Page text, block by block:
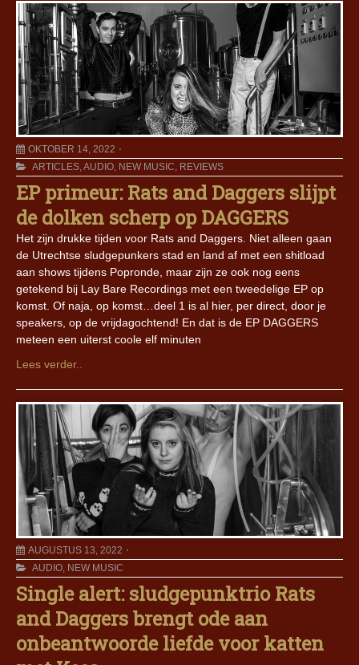
OKTOBER 14, 2022
ARTICLES,AUDIO, NEW MUSIC, REVIEWS
EP primeur: Rats and Daggers slijpt
de dolken scherp op DAGGERS
Het zijn drukke tijden voor Rats and Daggers. Niet alleen gaan
de Utrechtse sludgepunkers stad en land af met een shitload
aan shows tijdens Popronde, maar zijn ze ook nog eens
getekend bij Lay Bare Recordings met een tweedelige EP op
komst. Of naja, op komst…deel 1 is al hier, per direct, door je
speakers, op de vrijdagochtend! En dat is de EP DAGGERS
meteen een uiterst coole elf minuten
Lees verder..
AUGUSTUS 13, 2022
AUDIO, NEW MUSIC
Single alert: sludgepunktrio Rats
and Daggers brengt ode aan
onbeantwoorde liefde voor katten